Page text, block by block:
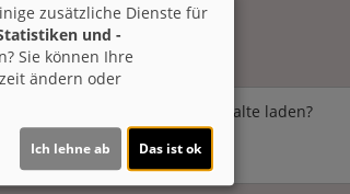
bereitgestellte externe Inhalte laden?
zusätzliche Dienste für
und -
Sie können Ihre
ändern oder
Ich lehne ab Das ist ok